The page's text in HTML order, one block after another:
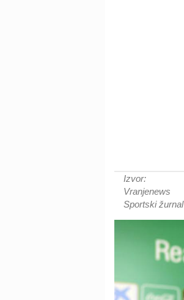
Izvor:
Vranjenews
Sportski žurnal